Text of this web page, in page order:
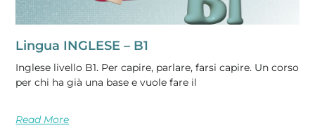
Lingua INGLESE – B1
Inglese livello B1. Per capire, parlare, farsi capire. Un corso
per chi ha già una base e vuole fare il
Read More